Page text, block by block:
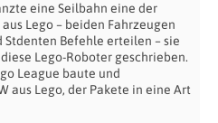
eine Seilbahn eine der
Lego – beiden Fahrzeugen
Befehle erteilen – sie
Lego-Roboter geschrieben.
League baute und
aus Lego, der Pakete in eine Art